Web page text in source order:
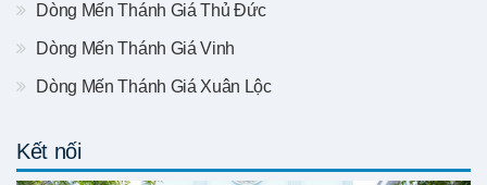
Dòng Mến Thánh Giá Thủ Đức
Dòng Mến Thánh Giá Vinh
Dòng Mến Thánh Giá Xuân Lộc
Kết nối